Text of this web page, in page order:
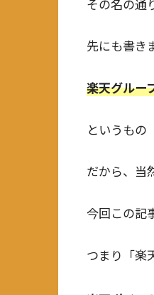
その名の通
先にも書き
楽天グルー
というもの
だから、当
今回この記
つまり「楽